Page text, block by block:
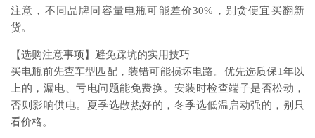
注意，不同品牌同容量电瓶可能差价30%，别贪便宜买翻新
货。
【选购注意事项】避免踩坑的实用技巧
买电瓶前先查车型匹配，装错可能损坏电路。优先选质保1年以
上的，漏电、亏电问题能免费换。安装时检查端子是否松动，
否则影响供电。夏季选散热好的，冬季选低温启动强的，别只
看价格。